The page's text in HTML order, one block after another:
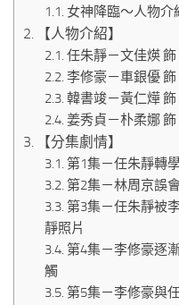
女神降臨～人物介
【人物介紹】
任朱靜－文佳煐 飾
李修豪－車銀優 飾
韓書竣－黃仁燁 飾
姜秀貞－朴柔娜 飾
【分集劇情】
第1集－任朱靜轉
第2集－林周京誤
第3集－任朱靜被
靜照片
第4集－李修豪逐
觸
第5集－李修豪與